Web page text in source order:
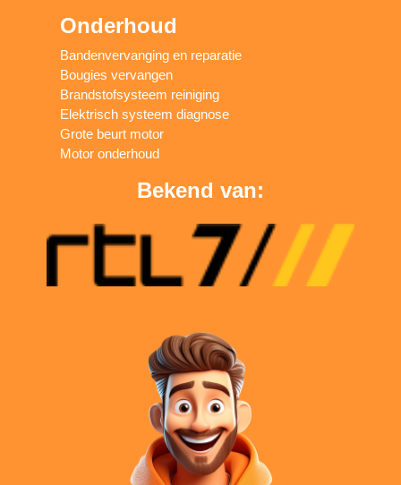
Onderhoud
Bandenvervanging en reparatie
Bougies vervangen
Brandstofsysteem reiniging
Elektrisch systeem diagnose
Grote beurt motor
Motor onderhoud
Bekend van: